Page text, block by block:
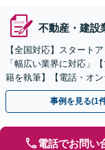
不動産・建設
【全国対応】スタート
「幅広い業界に対応」
籍を執筆】【電話・オ
「労務環境の整備でト
事例を見る(1
電話でお問い